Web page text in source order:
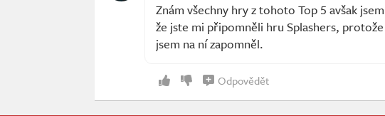
Znám všechny hry z tohoto Top 5 avšak
že jste mi připomněli hru Splashers,
jsem na ní zapomněl.
Odpovědět